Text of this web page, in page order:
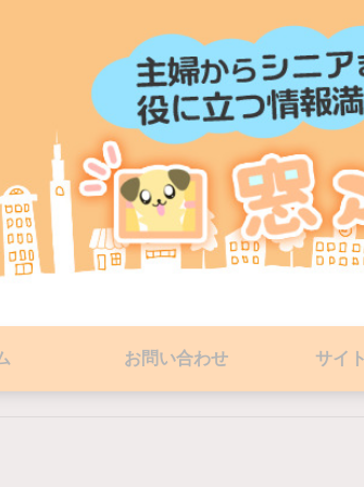
お問い合わせ サイ